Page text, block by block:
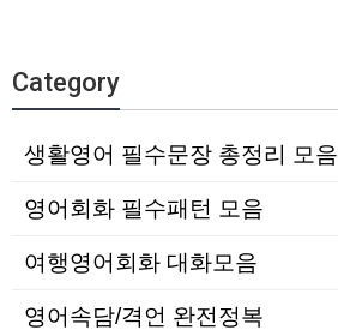
Category
생활영어 필수문장 총정리 모음
영어회화 필수패턴 모음
여행영어회화 대화모음
영어속담/격언 완전정복